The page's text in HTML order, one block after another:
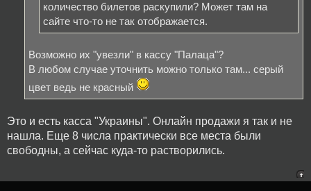
количество билетов раскупили? Может там на
сайте что-то не так отображается.
Возможно их "увезли" в кассу "Палаца"?
В любом случае уточнить можно только там... серый
цвет ведь не красный
Это и есть касса "Украины". Онлайн продажи я так и не
нашла. Еще 8 числа практически все места были
свободны, а сейчас куда-то растворились.